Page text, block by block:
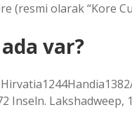
(resmi olarak “Kore
var?
Inseln.